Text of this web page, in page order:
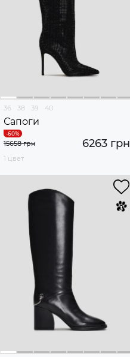
36 38 39 40
Сапоги
6263 грн
15658 грн
1 цвет